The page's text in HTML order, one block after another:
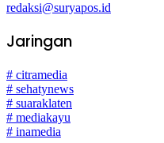
redaksi@suryapos.id
Jaringan
# citramedia
# sehatynews
# suaraklaten
# mediakayu
# inamedia